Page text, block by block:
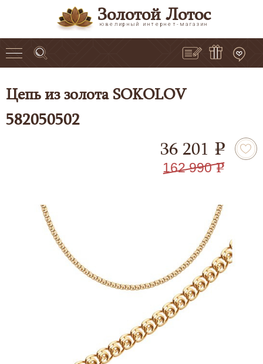
Золотой Лотос
ювелирный интернет-магазин
Цепь из золота SOKOLOV
582050502
36 201 e
162 990 e